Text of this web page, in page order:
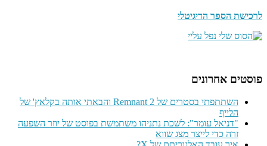
לרכישת הספר הדיגיטלי
פוסטים אחרונים
השתתפתי בסטרים של Remnant 2 והבאתי אותה בקלאץ' של
הלייף
"דניאל עומר": לשכת נתניהו משתמשת בפוסט של יוזר השפעה
זרה כדי לייצר מצג שווא